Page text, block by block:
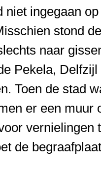
ingegaan
stond
naar
Pekela,
Toen de stad
er een
de